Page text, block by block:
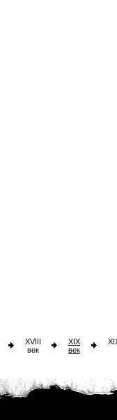
XVIII
век
XIX
век